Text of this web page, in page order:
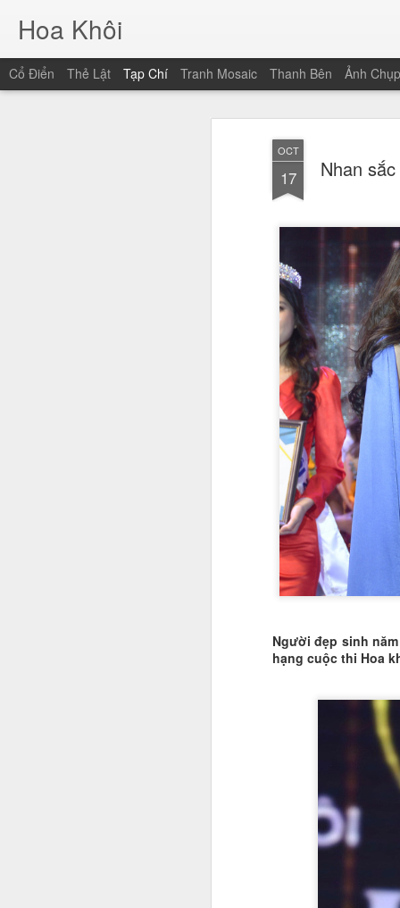
OCT
17 Nhan
Người đẹp sinh
hạng cuộc thi Hoa
Hoa Khôi
Cổ Điển Thẻ Lật Tạp Chí Tranh Mosaic Thanh Bên Ảnh
con gái cựu hoa khôi Kim Huệ:
Không chỉ xinh đẹp mà còn là tay